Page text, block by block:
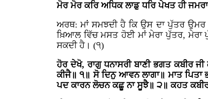
ਮੋਰ ਮੋਰ ਕਰਿ ਅਧਿਕ ਲਾਡੁ ਧਰਿ ਪੇਖਤ ਹੀ
ਅਰਥ: ਮਾਂ ਸਮਝਦੀ ਹੈ ਕਿ ਉਸ ਦਾ ਪੁੱਤਰ
ਖ਼ਿਆਲ ਵਿੱਚ ਮਸਤ ਹੋਈ ਮਾਂ ਮੇਰਾ ਪੁੱਤਰ, ਮੇਰਾ
ਸਕਦੀ ਹੈ। (੧)
ਹੋਰ ਦੇਖੋ, ਰਾਗੁ ਧਨਾਸਰੀ ਬਾਣੀ ਭਗਤ ਕਬੀਰ
ਕੀਜੈ॥ ੧॥ ਸੋ ਦਿਨੁ ਆਵਨ ਲਾਗਾ॥ ਮਾਤ
ਪਦ ਕਾਰਨ ਲੋਚਨ ਕਛੂ ਨਾ ਸੂਝੈ॥ ੨॥ ਕਹਤ